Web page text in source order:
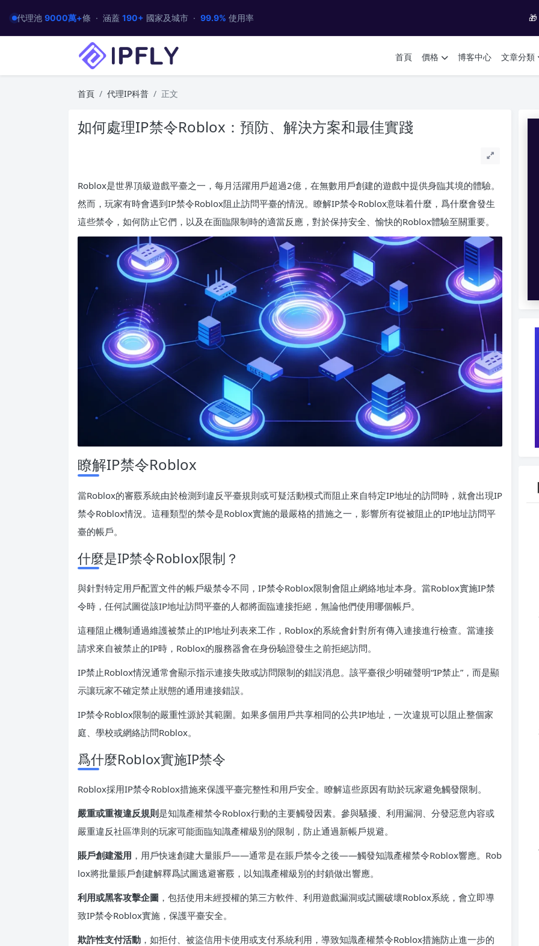
代理池 9000萬+條 · 涵蓋 190+ 國家及城市 · 99.9% 使用率 🎁
首頁 價格 博客中心 文章分類
首頁 代理IP科普 正文
如何處理IP禁令Roblox：預防、解決方案和最佳實踐
Roblox是世界頂級遊戲平臺之一，每月活躍用戶超過2億，在無數用戶創建的遊戲中提供身臨其境的體驗。
然而，玩家有時會遇到IP禁令Roblox阻止訪問平臺的情況。瞭解IP禁令Roblox意味着什麼，爲什麼會發生
這些禁令，如何防止它們，以及在面臨限制時的適當反應，對於保持安全、愉快的Roblox體驗至關重要。
瞭解IP禁令Roblox
當Roblox的審覈系統由於檢測到違反平臺規則或可疑活動模式而阻止來自特定IP地址的訪問時，就會出現IP
禁令Roblox情況。這種類型的禁令是Roblox實施的最嚴格的措施之一，影響所有從被阻止的IP地址訪問平
臺的帳戶。
什麼是IP禁令Roblox限制？
與針對特定用戶配置文件的帳戶級禁令不同，IP禁令Roblox限制會阻止網絡地址本身。當Roblox實施IP禁
令時，任何試圖從該IP地址訪問平臺的人都將面臨連接拒絕，無論他們使用哪個帳戶。
這種阻止機制通過維護被禁止的IP地址列表來工作，Roblox的系統會針對所有傳入連接進行檢查。當連接
請求來自被禁止的IP時，Roblox的服務器會在身份驗證發生之前拒絕訪問。
IP禁止Roblox情況通常會顯示指示連接失敗或訪問限制的錯誤消息。該平臺很少明確聲明“IP禁止”，而是顯
示讓玩家不確定禁止狀態的通用連接錯誤。
IP禁令Roblox限制的嚴重性源於其範圍。如果多個用戶共享相同的公共IP地址，一次違規可以阻止整個家
庭、學校或網絡訪問Roblox。
爲什麼Roblox實施IP禁令
Roblox採用IP禁令Roblox措施來保護平臺完整性和用戶安全。瞭解這些原因有助於玩家避免觸發限制。
嚴重或重複違反規則是知識產權禁令Roblox行動的主要觸發因素。參與騷擾、利用漏洞、分發惡意內容或
嚴重違反社區準則的玩家可能面臨知識產權級別的限制，防止通過新帳戶規避。
賬戶創建濫用 ，用戶快速創建大量賬戶——通常是在賬戶禁令之後——觸發知識產權禁令Roblox響應。Rob
lox將批量賬戶創建解釋爲試圖逃避審覈，以知識產權級別的封鎖做出響應。
利用或黑客攻擊企圖 ，包括使用未經授權的第三方軟件、利用遊戲漏洞或試圖破壞Roblox系統，會立即導
致IP禁令Roblox實施，保護平臺安全。
欺詐性支付活動 ，如拒付、被盜信用卡使用或支付系統利用，導致知識產權禁令Roblox措施防止進一步的